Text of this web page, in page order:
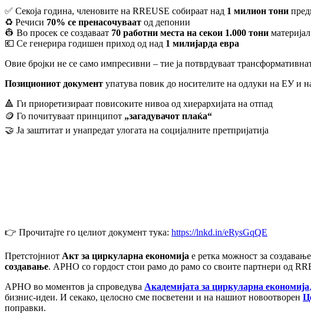
✅ Секоја година, членовите на RREUSE собираат над 1 милион тони
♻️ Речиси 70% се пренасочуваат од депонии
👷 Во просек се создаваат 70 работни места на секои 1.000 тони
💶 Се генерира годишен приход од над 1 милијарда евра
Овие бројки не се само импресивни – тие ја потврдуваат
Позициониот документ упатува повик до носителите на одлуки на ЕУ и
🔺 Ги приоретизираат повисоките нивоа од хиерархијата на отпад
🪙 Го почитуваат принципот „загадувачот плаќа“
🤝 Ja заштитат и унапредат улогата на социјалните претпријатија
👉 Прочитајте го целиот докумeнт тука: https://lnkd.in/eRysGqQE
Претстојниот Акт за циркуларна економија е ретка можност за
создавање. АРНО со гордост стои рамо до рамо со своите партнери од
АРНО во моментов ја спроведува Академијата за циркуларна економија,
бизнис-идеи. И секако, целосно сме посветени и на нашиот новоотворен
поправки.